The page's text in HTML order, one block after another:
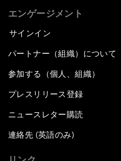
エンゲージメント
サインイン
パートナー（組織）について
参加する（個人、組織）
プレスリリース登録
ニュースレター購読
連絡先 (英語のみ)